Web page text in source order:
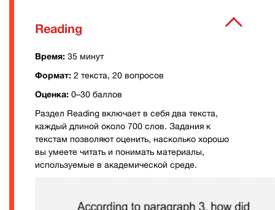
Reading
Время: 35 минут
Формат: 2 текста, 20 вопросов
Оценка: 0–30 баллов
Раздел Reading включает в себя два текста,
каждый длиной около 700 слов. Задания к
текстам позволяют оценить, насколько хорошо
вы умеете читать и понимать материалы,
используемые в академической среде.